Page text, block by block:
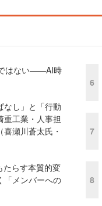
はない——AI時
なし」と「行動
重工業・人事担
瀬川蒼太氏・
たらす本質的変
「メンバーへの
6
7
8